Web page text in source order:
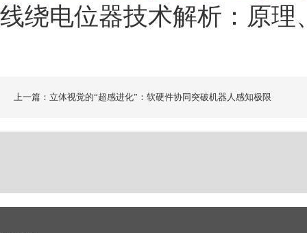
线绕电位器技术解析：原理
上一篇：立体视觉的“超感进化”：软硬件协同突破机器人感知极限